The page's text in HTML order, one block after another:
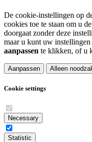
De cookie-instellingen op
cookies toe te staan om u
doorgaat zonder deze
maar u kunt uw
aanpassen te klikken, of u
Aanpassen Alleen
Cookie settings
Necessary
Statistic